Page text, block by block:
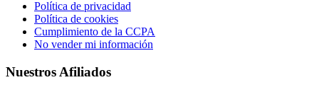
Política de privacidad
Política de cookies
Cumplimiento de la CCPA
No vender mi información
Nuestros Afiliados